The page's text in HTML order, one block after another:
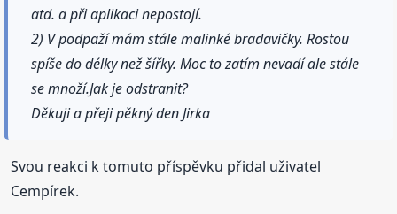
atd. a při aplikaci nepostojí.
2) V podpaží mám stále malinké bradavičky. Rostou
spíše do délky než šířky. Moc to zatím nevadí ale stále
se množí.Jak je odstranit?
Děkuji a přeji pěkný den Jirka
Svou reakci k tomuto příspěvku přidal uživatel
Cempírek.